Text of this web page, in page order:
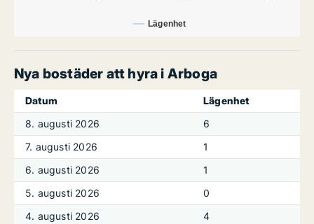
Lägenhet
Nya bostäder att hyra i Arboga
Datum
Lägenhet
8. augusti 2026
6
7. augusti 2026
1
6. augusti 2026
1
5. augusti 2026
0
4. augusti 2026
4